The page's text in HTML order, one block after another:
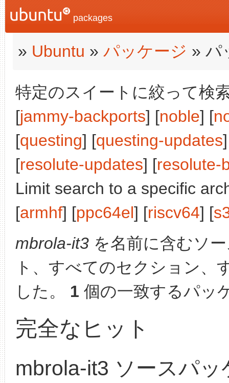
packages
» Ubuntu » パッケージ » パ
特定のスイートに絞って検
[jammy-backports] [noble] [
[questing] [questing-updates
[resolute-updates] [resolute-
Limit search to a specific
[armhf] [ppc64el] [riscv64] [
mbrola-it3 を名前に含むソ
ト、すべてのセクション、
した。 1 個の一致するパッ
完全なヒット
mbrola-it3 ソースパッ